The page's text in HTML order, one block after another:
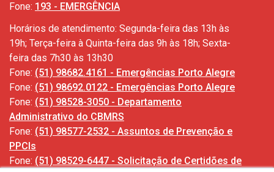
Fone: 193 - EMERGÊNCIA
Horários de atendimento: Segunda-feira das 13h às
19h; Terça-feira à Quinta-feira das 9h às 18h; Sexta-
feira das 7h30 às 13h30
Fone: (51) 98682.4161 - Emergências Porto Alegre
Fone: (51) 98692.0122 - Emergências Porto Alegre
Fone: (51) 98528-3050 - Departamento
Administrativo do CBMRS
Fone: (51) 98577-2532 - Assuntos de Prevenção e
PPCIs
Fone: (51) 98529-6447 - Solicitação de Certidões de